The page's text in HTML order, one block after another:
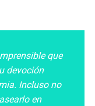
que
devoción
Incluso no
en